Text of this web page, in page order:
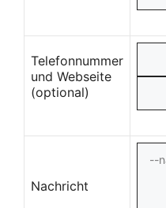
Telefonnummer
und Webseite
(optional)
Nachricht